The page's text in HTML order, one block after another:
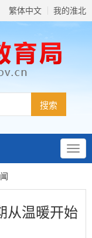
繁体中文 我的淮北
从温暖开始